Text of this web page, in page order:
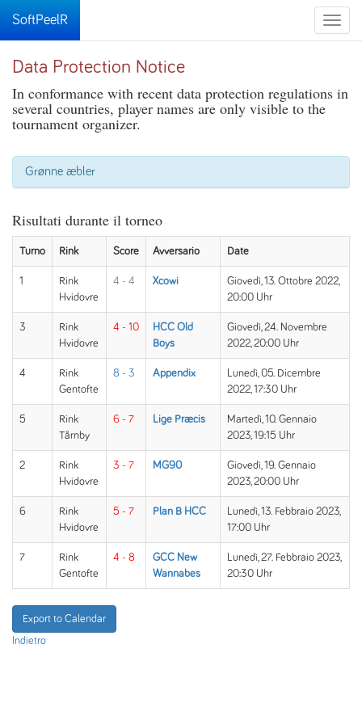
Toggle
SoftPeelR
Data Protection Notice
In conformance with recent data protection regulations in
several countries, player names are only visible to the
tournament organizer.
Grønne æbler
Risultati durante il torneo
Turno Rink Score Avversario Date
1
Rink
Hvidovre
4 - 4 Xcowi
Giovedì, 13. Ottobre 2022,
20:00 Uhr
3
Rink
Hvidovre
4 - 10
HCC Old
Boys
Giovedì, 24. Novembre
2022, 20:00 Uhr
4
Rink
Gentofte
8 - 3 Appendix
Lunedì, 05. Dicembre
2022, 17:30 Uhr
5
Rink
Tårnby
6 - 7 Lige Præcis
Martedì, 10. Gennaio
2023, 19:15 Uhr
2
Rink
Hvidovre
3 - 7 MG90
Giovedì, 19. Gennaio
2023, 20:00 Uhr
6
Rink
Hvidovre
5 - 7 Plan B HCC
Lunedì, 13. Febbraio 2023,
17:00 Uhr
7
Rink
Gentofte
4 - 8
GCC New
Wannabes
Lunedì, 27. Febbraio 2023,
20:30 Uhr
Export to Calendar
Indietro